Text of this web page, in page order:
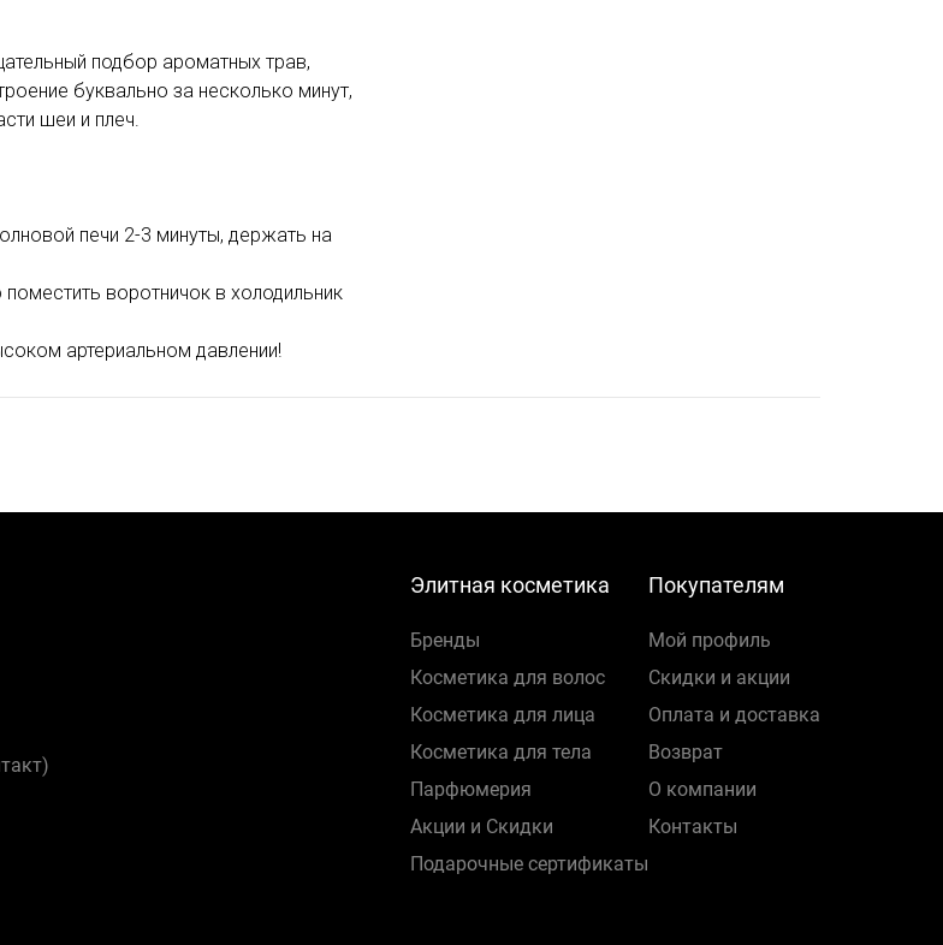
подбор ароматных трав,
буквально за несколько минут,
шеи и плеч.
печи 2-3 минуты, держать на
воротничок в холодильник
артериальном давлении!
Элитная косметика
Бренды
Косметика для волос
Косметика для лица
Косметика для тела
Парфюмерия
Акции и Скидки
Подарочные сертификаты
Покупателям
Мой профиль
Скидки и акции
Оплата и доставка
Возврат
О компании
Контакты